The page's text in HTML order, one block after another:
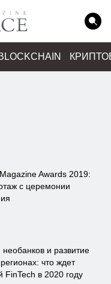
Awards 2019:
с церемонии
необанков и развитие
что ждет
FinTech в 2020 году